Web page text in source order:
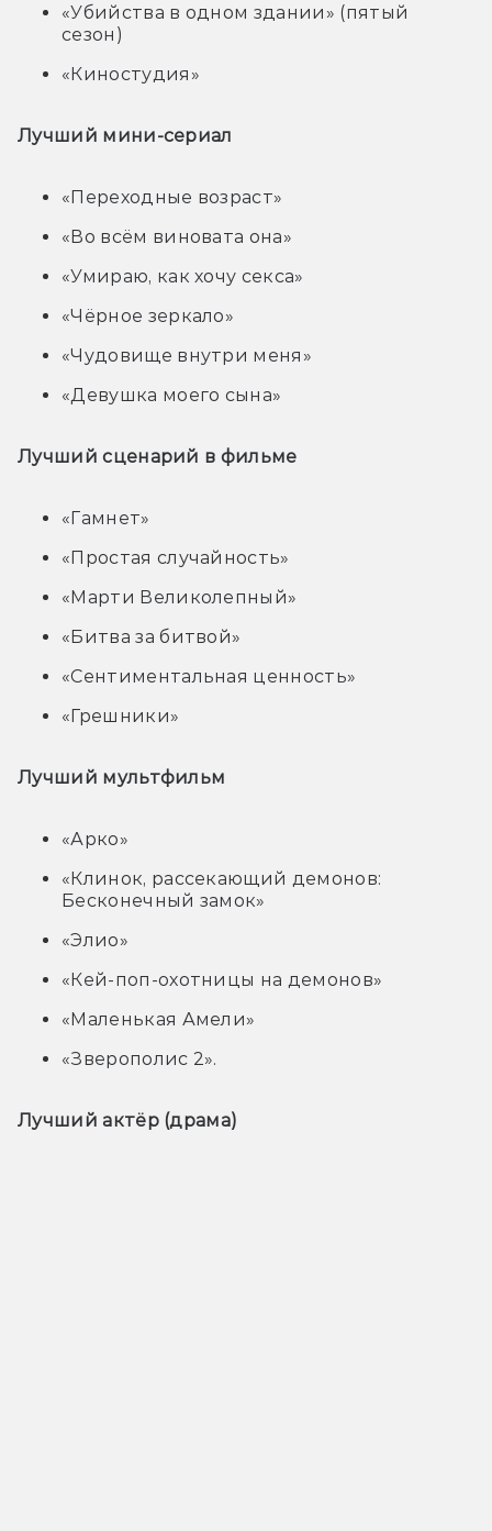
«Убийства в одном здании» (пятый
сезон)
«Киностудия»
Лучший мини-сериал
«Переходные возраст»
«Во всём виновата она»
«Умираю, как хочу секса»
«Чёрное зеркало»
«Чудовище внутри меня»
«Девушка моего сына»
Лучший сценарий в фильме
«Гамнет»
«Простая случайность»
«Марти Великолепный»
«Битва за битвой»
«Сентиментальная ценность»
«Грешники»
Лучший мультфильм
«Арко»
«Клинок, рассекающий демонов:
Бесконечный замок»
«Элио»
«Кей-поп-охотницы на демонов»
«Маленькая Амели»
«Зверополис 2».
Лучший актёр (драма)